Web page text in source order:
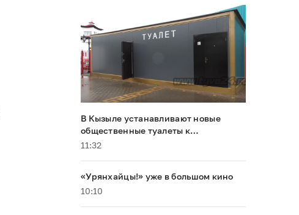
В Кызыле устанавливают новые
общественные туалеты к
буддийскому форуму
11:32
«Урянхайцы!» уже в большом кино
10:10